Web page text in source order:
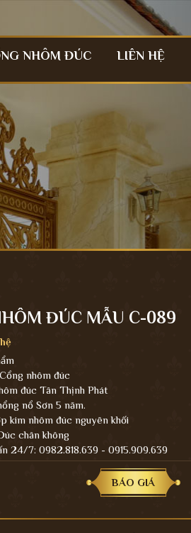
NHÔM ĐÚC LIÊN HỆ
ĐÚC MẪU C-089
nhôm đúc
đúc Tân Thịnh Phát
nổ Sơn 5 năm.
kim nhôm đúc nguyên khối
chân không
24/7: 0982.818.639 - 0915.909.639
BÁO GIÁ